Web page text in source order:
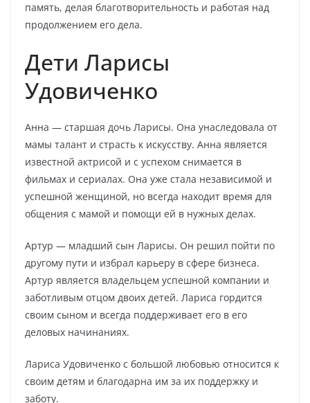
память, делая благотворительность и работая над
продолжением его дела.
Дети Ларисы
Удовиченко
Анна — старшая дочь Ларисы. Она унаследовала от
мамы талант и страсть к искусству. Анна является
известной актрисой и с успехом снимается в
фильмах и сериалах. Она уже стала независимой и
успешной женщиной, но всегда находит время для
общения с мамой и помощи ей в нужных делах.
Артур — младший сын Ларисы. Он решил пойти по
другому пути и избрал карьеру в сфере бизнеса.
Артур является владельцем успешной компании и
заботливым отцом двоих детей. Лариса гордится
своим сыном и всегда поддерживает его в его
деловых начинаниях.
Лариса Удовиченко с большой любовью относится к
своим детям и благодарна им за их поддержку и
заботу.